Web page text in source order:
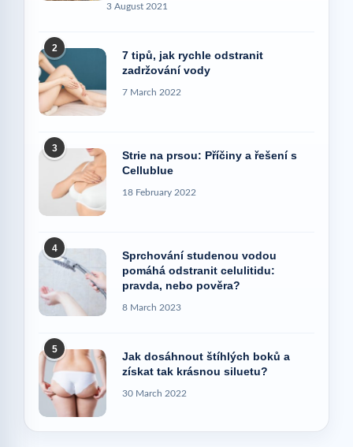
3 August 2021
2
7 tipů, jak rychle odstranit
zadržování vody
7 March 2022
3
Strie na prsou: Příčiny a řešení s
Cellublue
18 February 2022
4
Sprchování studenou vodou
pomáhá odstranit celulitidu:
pravda, nebo pověra?
8 March 2023
5
Jak dosáhnout štíhlých boků a
získat tak krásnou siluetu?
30 March 2022